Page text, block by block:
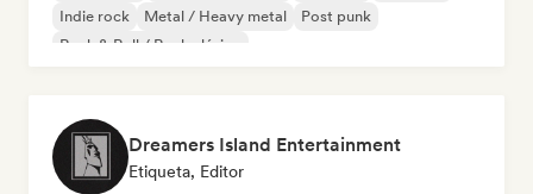
Indie rock
Metal / Heavy metal
Post punk
Rock & Roll / Rock clásico
Dreamers Island Entertainment
Etiqueta, Editor